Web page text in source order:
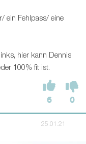
ein Fehlpass/ eine
hier kann Dennis
100% fit ist.
6 0
25.01.21